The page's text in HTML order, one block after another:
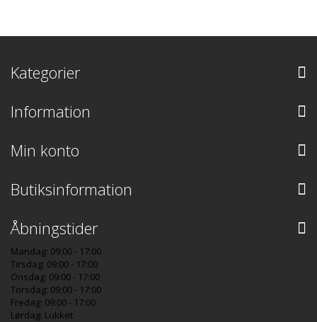
Kategorier
Information
Min konto
Butiksinformation
Åbningstider
Mandag: 09:00 - 17:00
Tirsdag: 09:00 - 17:00
Onsdag: 09:00 - 17:00
Torsdag: 09:00 - 17:00
Fredag: 09:00 - 17:00
Lørdag: Lukket